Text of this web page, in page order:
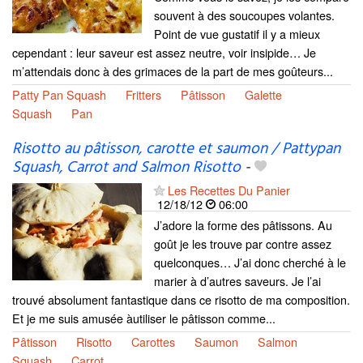
souvent à des soucoupes volantes.
Point de vue gustatif il y a mieux
cependant : leur saveur est assez neutre, voir insipide… Je
m’attendais donc à des grimaces de la part de mes goûteurs...
Patty Pan Squash
Fritters Pâtisson
Galette
Squash
Pan
Risotto au pâtisson, carotte et saumon / Pattypan
Squash, Carrot and Salmon Risotto-
Les Recettes Du Panier
12/18/12
06:00
J’adore la forme des pâtissons. Au
goût je les trouve par contre assez
quelconques… J’ai donc cherché à le
marier à d’autres saveurs. Je l’ai
trouvé absolument fantastique dans ce risotto de ma composition.
Et je me suis amusée àutiliser le pâtisson comme...
Pâtisson
Risotto Carottes Saumon
Salmon